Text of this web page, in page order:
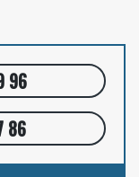
96
86